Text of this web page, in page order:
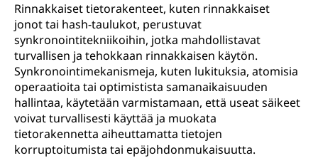
Rinnakkaiset tietorakenteet, kuten rinnakkaiset
jonot tai hash-taulukot, perustuvat
synkronointitekniikoihin, jotka mahdollistavat
turvallisen ja tehokkaan rinnakkaisen käytön.
Synkronointimekanismeja, kuten lukituksia, atomisia
operaatioita tai optimistista samanaikaisuuden
hallintaa, käytetään varmistamaan, että useat säikeet
voivat turvallisesti käyttää ja muokata
tietorakennetta aiheuttamatta tietojen
korruptoitumista tai epäjohdonmukaisuutta.